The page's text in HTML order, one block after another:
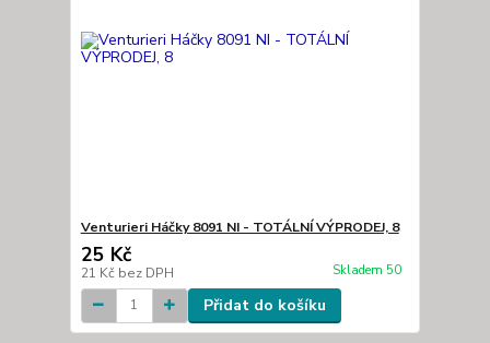
Venturieri Háčky 8091 NI - TOTÁLNÍ VÝPRODEJ, 8
25 Kč
21 Kč bez DPH Skladem 50
Přidat do košíku